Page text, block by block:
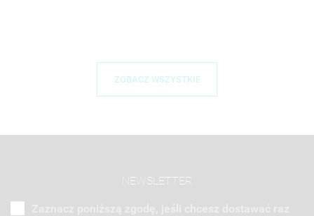
ZOBACZ WSZYSTKIE
NEWSLETTER